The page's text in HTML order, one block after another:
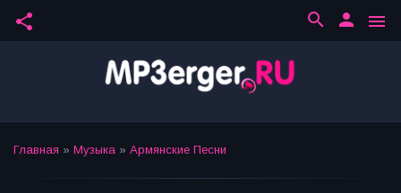
share menu
person
search
Главная » Музыка » Армянские Песни